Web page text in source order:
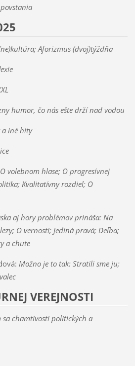
Aforizmus (dvoj)týždňa
humor, čo nás ešte drží nad vodou
iné hity
volebnom hlase; O progresívnej
Kvalitatívny rozdiel; O
aj hory problémov prináša: Na
O vernosti; Jediná pravá; Deľba;
a chute
Možno je to tak: Stratili sme ju;
VEREJNOSTI
sa chamtivosti politických a